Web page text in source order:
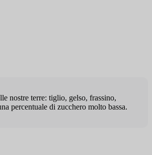
nostre terre: tiglio, gelso, frassino,
percentuale di zucchero molto bassa.